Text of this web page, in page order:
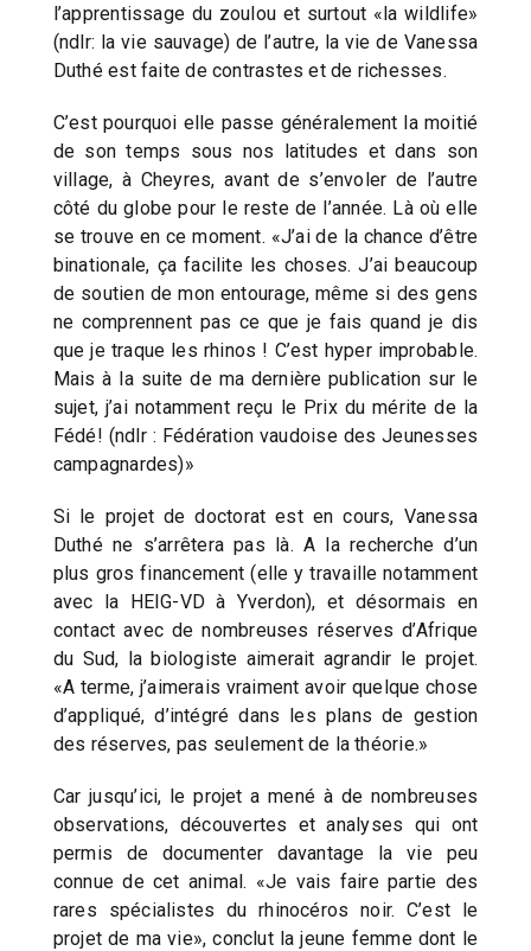
l’apprentissage du zoulou et surtout «la wildlife»
(ndlr: la vie sauvage) de l’autre, la vie de Vanessa
Duthé est faite de contrastes et de richesses.
C’est pourquoi elle passe généralement la moitié
de son temps sous nos latitudes et dans son
village, à Cheyres, avant de s’envoler de l’autre
côté du globe pour le reste de l’année. Là où elle
se trouve en ce moment. «J’ai de la chance d’être
binationale, ça facilite les choses. J’ai beaucoup
de soutien de mon entourage, même si des gens
ne comprennent pas ce que je fais quand je dis
que je traque les rhinos ! C’est hyper improbable.
Mais à la suite de ma dernière publication sur le
sujet, j’ai notamment reçu le Prix du mérite de la
Fédé! (ndlr : Fédération vaudoise des Jeunesses
campagnardes)»
Si le projet de doctorat est en cours, Vanessa
Duthé ne s’arrêtera pas là. A la recherche d’un
plus gros financement (elle y travaille notamment
avec la HEIG-VD à Yverdon), et désormais en
contact avec de nombreuses réserves d’Afrique
du Sud, la biologiste aimerait agrandir le projet.
«A terme, j’aimerais vraiment avoir quelque chose
d’appliqué, d’intégré dans les plans de gestion
des réserves, pas seulement de la théorie.»
Car jusqu’ici, le projet a mené à de nombreuses
observations, découvertes et analyses qui ont
permis de documenter davantage la vie peu
connue de cet animal. «Je vais faire partie des
rares spécialistes du rhinocéros noir. C’est le
projet de ma vie», conclut la jeune femme dont le